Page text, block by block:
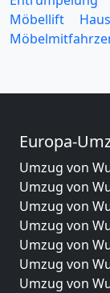
Möbellift
Europa-
Umzug von
Umzug von
Umzug von
Umzug von
Umzug von
Umzug von
Umzug von